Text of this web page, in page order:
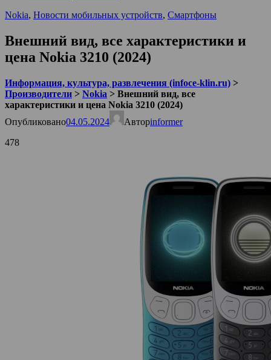
Nokia, Новости мобильных устройств, Смартфоны
Внешний вид, все характеристики и
цена Nokia 3210 (2024)
Информация, культура, развлечения (infoce-klin.ru) >
Производители > Nokia > Внешний вид, все
характеристики и цена Nokia 3210 (2024)
Опубликовано04.05.2024 Авторinformer
478